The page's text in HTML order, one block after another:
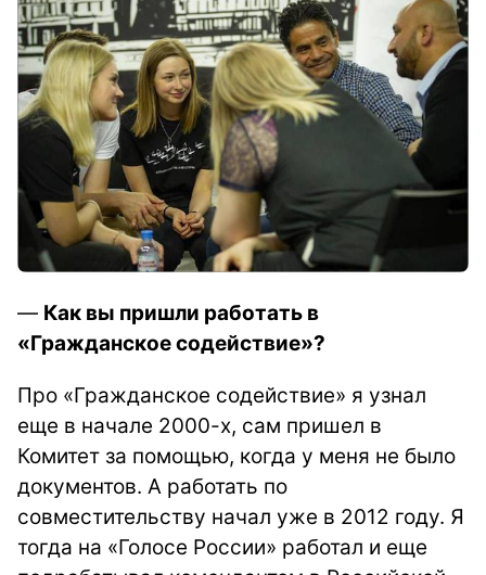
— Как вы пришли работать в
«Гражданское содействие»?
Про «Гражданское содействие» я узнал
еще в начале 2000-х, сам пришел в
Комитет за помощью, когда у меня не было
документов. А работать по
совместительству начал уже в 2012 году. Я
тогда на «Голосе России» работал и еще